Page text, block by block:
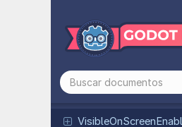
VideoStreamPlayer
Viewport
VirtualJoystick
VisibleOnScreen
VisibleOnScreen